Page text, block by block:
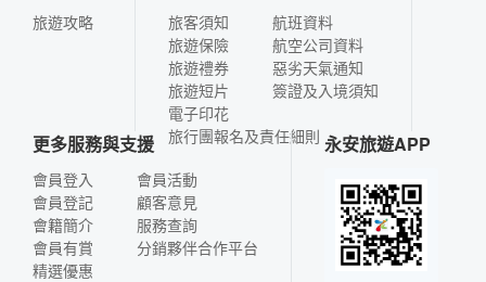
旅遊攻略
旅客須知
旅遊保險
旅遊禮券
旅遊短片
電子印花
航班資料
航空公司資料
惡劣天氣通知
簽證及入境須知
旅行團報名及責任細則
更多服務與支援
會員登入
會員登記
會籍簡介
會員有賞
精選優惠
會員活動
顧客意見
服務查詢
分銷夥伴合作平台
永安旅遊APP